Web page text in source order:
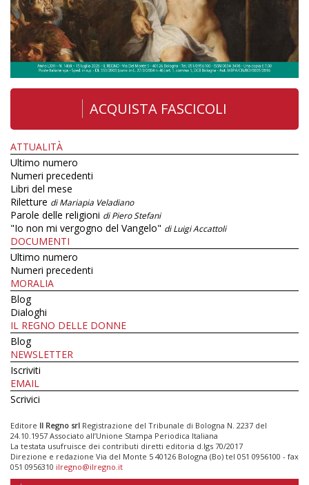
ACQUISTA FASCICOLI
ATTUALITÀ
Ultimo numero
Numeri precedenti
Libri del mese
Riletture di Mariapia Veladiano
Parole delle religioni di Piero Stefani
"Io non mi vergogno del Vangelo" di Luigi Accattoli
DOCUMENTI
Ultimo numero
Numeri precedenti
MORALIA
Blog
Dialoghi
IL REGNO DELLE DONNE
Blog
NEWSLETTER
Iscriviti
EMAIL
Scrivici
Editore Il Regno srl Registrazione del Tribunale di Bologna N. 2237 del
24.10.1957 Associato all’Unione Stampa Periodica Italiana
La testata usufruisce dei contributi diretti editoria d.lgs 70/2017
Direzione e redazione Via del Monte 5 40126 Bologna (Bo) tel 051 0956100 - fax
051 0956310 ilregno@ilregno.it